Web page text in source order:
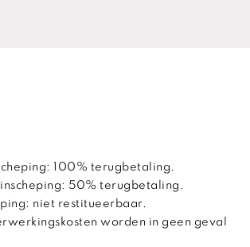
100% terugbetaling.
50% terugbetaling.
niet restitueerbaar.
worden in geen geval